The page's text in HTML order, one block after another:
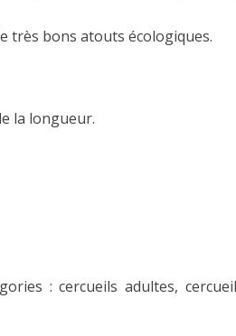
très bons atouts écologiques.
la longueur.
: cercueils adultes,